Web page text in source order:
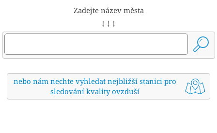
Zadejte název města
↓ ↓ ↓
nebo nám nechte vyhledat nejbližší stanici pro
sledování kvality ovzduší